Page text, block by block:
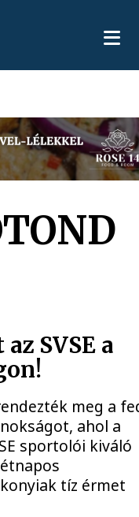
SVSE a
meg a
ahol a
sportolói kiváló
tíz érmet